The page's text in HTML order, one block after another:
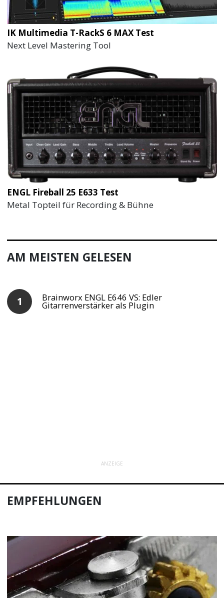
IK Multimedia T-RackS 6 MAX Test
Next Level Mastering Tool
ENGL Fireball 25 E633 Test
Metal Topteil für Recording & Bühne
AM MEISTEN GELESEN
Brainworx ENGL E646 VS: Edler
Gitarrenverstärker als Plugin
ANZEIGE
EMPFEHLUNGEN